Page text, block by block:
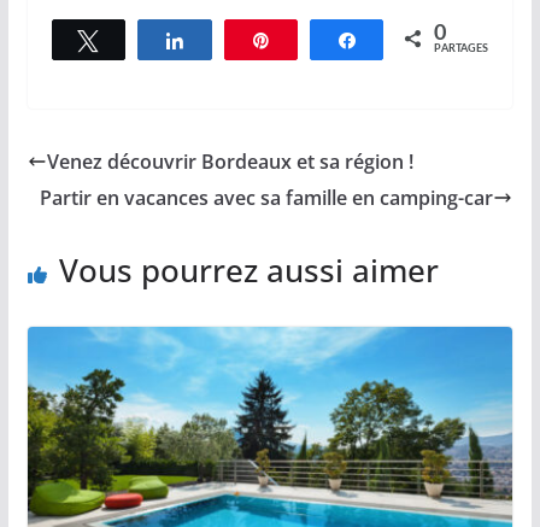
Tweetez Partagez Épingle Partagez0
PARTAGES
Venez découvrir Bordeaux et sa région !
Partir en vacances avec sa famille en camping-car
Vous pourrez aussi aimer